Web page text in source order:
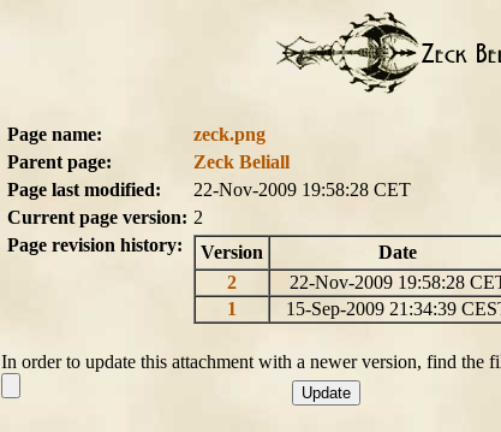
Page name:
zeck.png
Parent page:
Zeck Beliall
Page last modified:
22-Nov-2009 19:58:28 CET
Current page version: 2
Page revision history:
Version Date
2
22-Nov-2009 19:58:28
1
15-Sep-2009 21:34:39
In order to update this attachment with a newer version, find